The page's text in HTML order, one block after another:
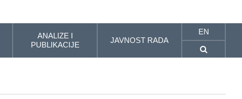
ANALIZE I
PUBLIKACIJE
JAVNOST RADA
EN